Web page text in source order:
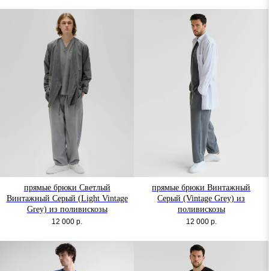
прямые брюки Светлый
Винтажный Серый (Light Vintage
Grey) из поливискозы
12 000 р.
прямые брюки Винтажный
Серый (Vintage Grey) из
поливискозы
12 000 р.